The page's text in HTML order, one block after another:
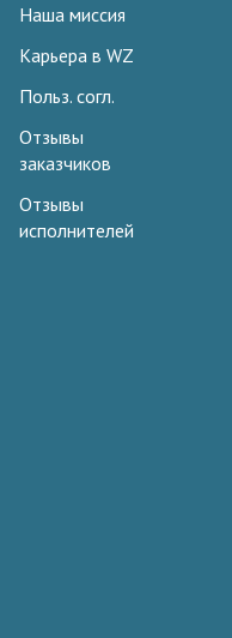
Наша миссия
Карьера в WZ
Польз. согл.
Отзывы
заказчиков
Отзывы
исполнителей